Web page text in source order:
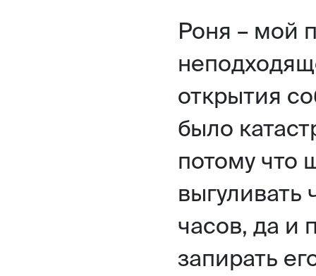
Роня – мой
открытия
было
потому что
выгуливать
часов, да и
запирать